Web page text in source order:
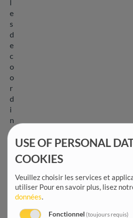
l
e
s
d
e
c
o
o
r
d
i
n
a
USE OF PERSONAL
COOKIES
Veuillez choisir les services et
utiliser Pour en savoir plus, lisez
données.
Fonctionnel (toujours requis)